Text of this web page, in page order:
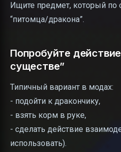
Ищите предмет, который по
“питомца/дракона”.
Попробуйте
существе”
Типичный вариант в модах:
- подойти к дракончику,
- взять корм в руке,
- сделать действие
использовать).